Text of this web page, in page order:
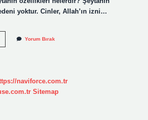
yoktur. Cinler, Allah’ın izni…
Yorum Bırak
naviforce.com.tr
Sitemap